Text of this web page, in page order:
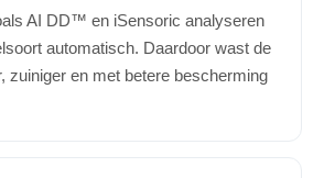
AI DD™ en iSensoric analyseren
automatisch. Daardoor wast de
zuiniger en met betere bescherming